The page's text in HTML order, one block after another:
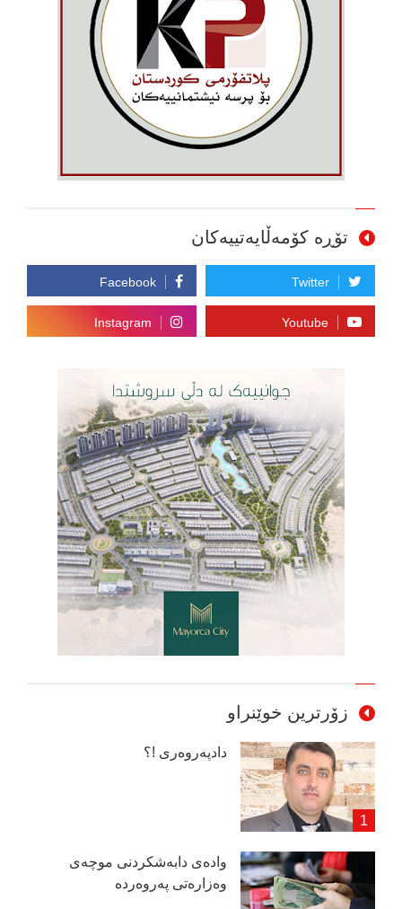
تۆڕە کۆمەڵایەتییەکان
زۆرترین خوێنراو
دادپەروەری !؟
وادەی دابەشكردنی موچەی
وەزارەتی پەروەردە